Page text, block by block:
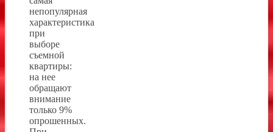
непопулярная
характеристика
при
выборе
съемной
квартиры:
на нее
обращают
внимание
только 9%
опрошенных.